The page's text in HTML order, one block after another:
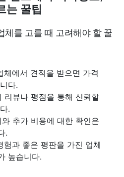
는 꿀팁
체를 고를 때 고려해야 할 꿀
체에서 견적을 받으면 가격
다.
리뷰나 평점을 통해 신뢰할
.
추가 비용에 대한 확인은
.
험과 좋은 평판을 가진 업체
높습니다.